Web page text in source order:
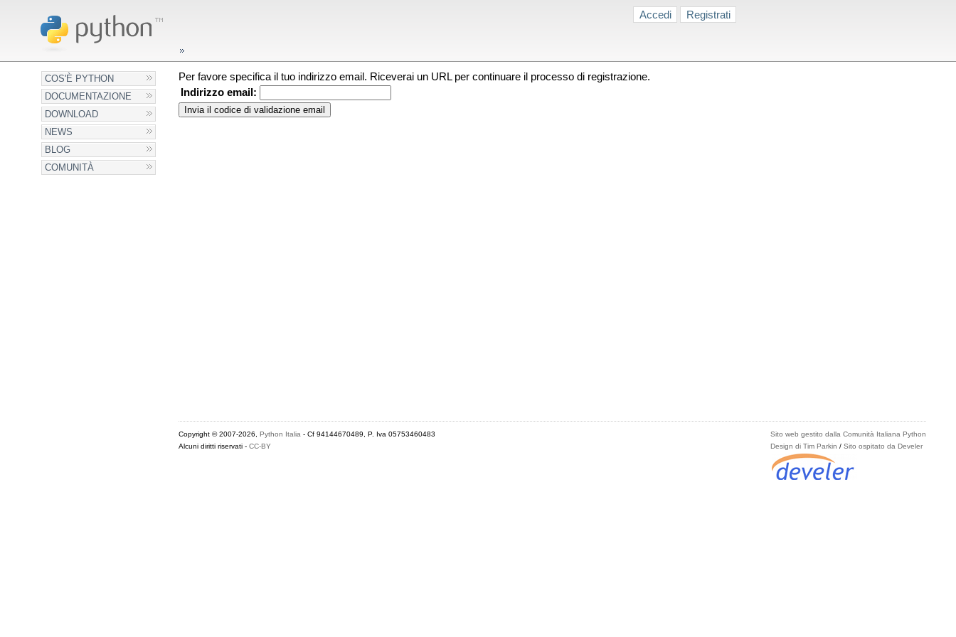
Accedi Registrati
COS'È PYTHON
DOCUMENTAZIONE
DOWNLOAD
NEWS
BLOG
COMUNITÀ
Per favore specifica il tuo indirizzo email. Riceverai un URL per continuare il processo di registrazione.
Indirizzo email:
Sito web gestito dalla Comunità Italiana Python
Design di Tim Parkin /Sito ospitato da Develer
Copyright © 2007-2026, Python Italia - Cf 94144670489, P. Iva 05753460483
Alcuni diritti riservati - CC-BY